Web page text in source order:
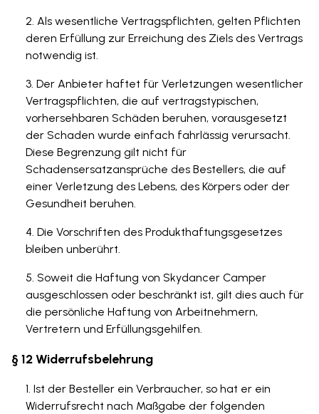
Als wesentliche Vertragspflichten, gelten Pflichten
deren Erfüllung zur Erreichung des Ziels des Vertrags
notwendig ist.
Der Anbieter haftet für Verletzungen wesentlicher
Vertragspflichten, die auf vertragstypischen,
vorhersehbaren Schäden beruhen, vorausgesetzt
der Schaden wurde einfach fahrlässig verursacht.
Diese Begrenzung gilt nicht für
Schadensersatzansprüche des Bestellers, die auf
einer Verletzung des Lebens, des Körpers oder der
Gesundheit beruhen.
Die Vorschriften des Produkthaftungsgesetzes
bleiben unberührt.
Soweit die Haftung von Skydancer Camper
ausgeschlossen oder beschränkt ist, gilt dies auch für
die persönliche Haftung von Arbeitnehmern,
Vertretern und Erfüllungsgehilfen.
§ 12 Widerrufsbelehrung
Ist der Besteller ein Verbraucher, so hat er ein
Widerrufsrecht nach Maßgabe der folgenden